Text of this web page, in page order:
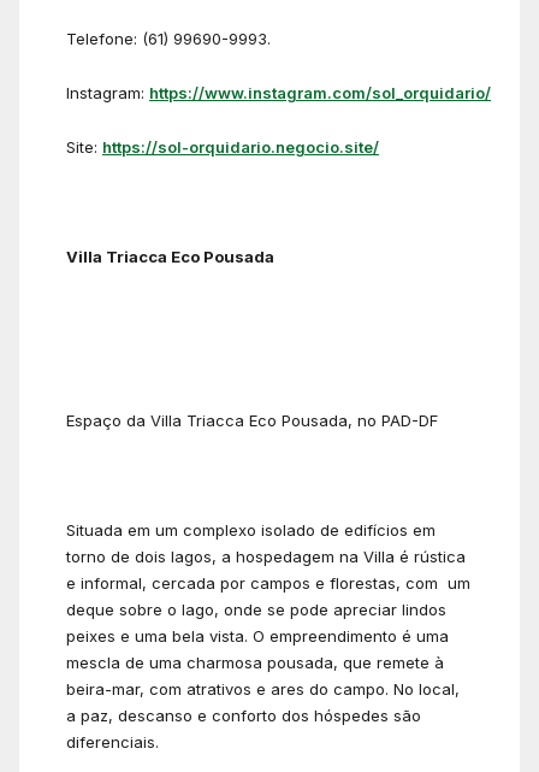
Telefone: (61) 99690-9993.
Instagram: https://www.instagram.com/sol_orquidario/
Site: https://sol-orquidario.negocio.site/
Villa Triacca Eco Pousada
Espaço da Villa Triacca Eco Pousada, no PAD-DF
Situada em um complexo isolado de edifícios em
torno de dois lagos, a hospedagem na Villa é rústica
e informal, cercada por campos e florestas, com um
deque sobre o lago, onde se pode apreciar lindos
peixes e uma bela vista. O empreendimento é uma
mescla de uma charmosa pousada, que remete à
beira-mar, com atrativos e ares do campo. No local,
a paz, descanso e conforto dos hóspedes são
diferenciais.